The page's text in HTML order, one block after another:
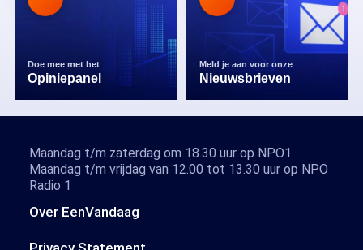
Doe mee met het
Opiniepanel
Meld je aan voor onze
Nieuwsbrieven
Over EenVandaag
Maandag t/m zaterdag om 18.30 uur op NPO1
Maandag t/m vrijdag van 12.00 tot 13.30 uur op NPO
Radio 1